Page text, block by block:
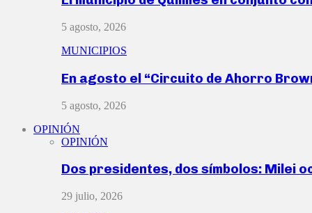
5 agosto, 2026
MUNICIPIOS
En agosto el “Circuito de Ahorro
5 agosto, 2026
OPINIÓN
OPINIÓN
Dos presidentes, dos símbolos: Milei
29 julio, 2026